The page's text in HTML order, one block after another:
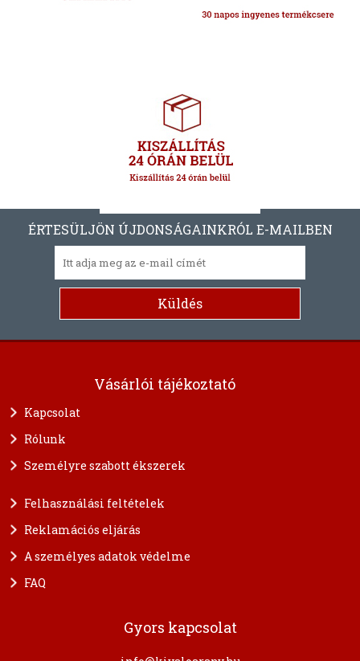
ÉRTESÜLJÖN ÚJDONSÁGAINKRÓL E-MAILBEN
Vásárlói tájékoztató
Kapcsolat
Rólunk
Személyre szabott ékszerek
Felhasználási feltételek
Reklamációs eljárás
A személyes adatok védelme
FAQ
Gyors kapcsolat